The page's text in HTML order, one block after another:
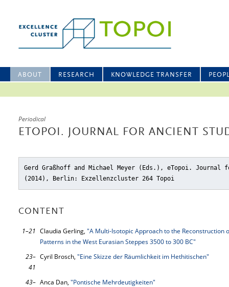
ABOUT RESEARCH KNOWLEDGE TRANSFER
Periodical
ETOPOI. JOURNAL FOR ANCIENT
Gerd Graßhoff and Michael Meyer (Eds.), eTopoi. Journal
(2014), Berlin: Exzellenzcluster 264 Topoi
CONTENT
1–21 Claudia Gerling, "A Multi-Isotopic Approach to the Reconstruction
Patterns in the West Eurasian Steppes 3500 to 300 BC"
23–
41
Cyril Brosch, "Eine Skizze der Räumlichkeit im Hethitischen"
43– Anca Dan, "Pontische Mehrdeutigkeiten"